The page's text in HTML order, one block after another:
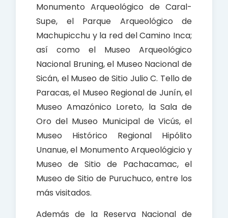
Monumento Arqueológico de Caral-
Supe, el Parque Arqueológico de
Machupicchu y la red del Camino Inca;
así como el Museo Arqueológico
Nacional Bruning, el Museo Nacional de
Sicán, el Museo de Sitio Julio C. Tello de
Paracas, el Museo Regional de Junín, el
Museo Amazónico Loreto, la Sala de
Oro del Museo Municipal de Vicús, el
Museo Histórico Regional Hipólito
Unanue, el Monumento Arqueológicio y
Museo de Sitio de Pachacamac, el
Museo de Sitio de Puruchuco, entre los
más visitados.
Además de la Reserva Nacional de